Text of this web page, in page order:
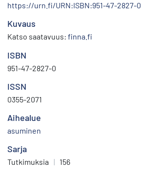
https://urn.fi/URN:ISBN:951-47-2827-0
Kuvaus
Katso saatavuus: finna.fi
ISBN
951-47-2827-0
ISSN
0355-2071
Aihealue
asuminen
Sarja
Tutkimuksia | 156